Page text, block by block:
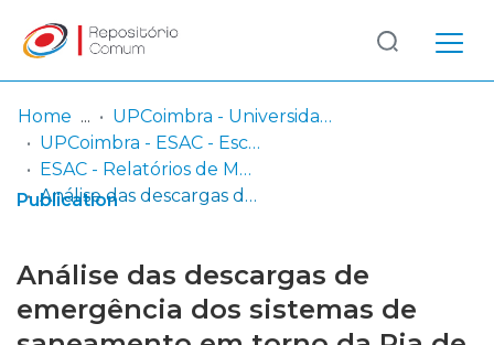
Communities
& Collections
Log
In
(current)
Home
UPCoimbra - Universidade Politécnica de Coimbra
UPCoimbra - ESAC - Escola Superior Agrária de Coimbra
ESAC - Relatórios de Mestrado
Análise das descargas de emergência dos sistemas de saneamento em torno da Ria de Aveiro
Publication
Análise das descargas de
emergência dos sistemas de